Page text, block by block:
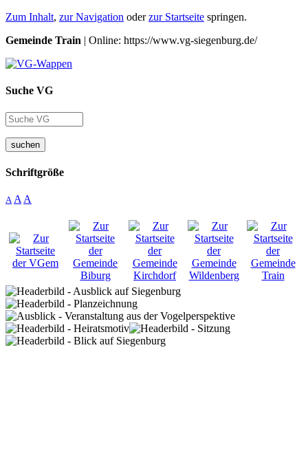
Zum Inhalt, zur Navigation oderzur Startseite springen.
Gemeinde Train | Online: https://www.vg-siegenburg.de/
Suche VG
suchen
Schriftgröße
A A A